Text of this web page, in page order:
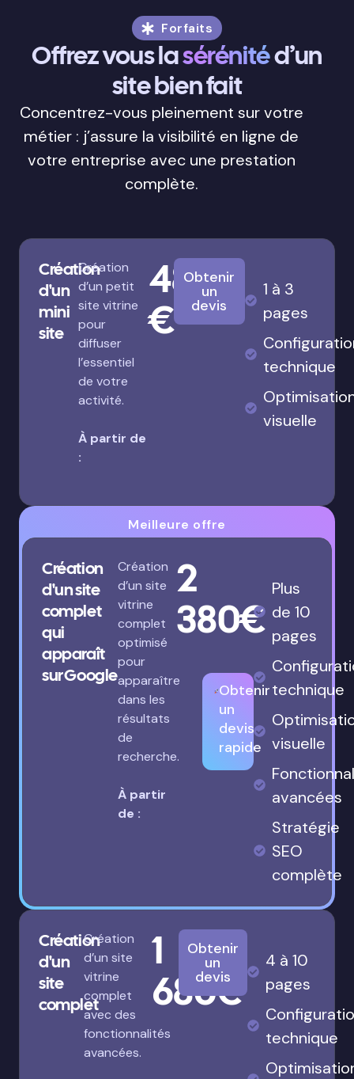
Forfaits
Offrez vous lasérénitéd’un
site bien fait
Concentrez-vous pleinement sur votre
métier : j’assure la visibilité en ligne de
votre entreprise avec une prestation
complète.
Création
d'un
mini
site
Création
d’un petit
site vitrine
pour
diffuser
l’essentiel
de votre
activité.
À partir de
:
480
€
Obtenir
un
devis
1 à 3
pages
technique
visuelle
Meilleure offre
Création
d'un site
complet
qui
apparaît
sur Google
Création
d’un site
vitrine
complet
optimisé
pour
apparaître
dans les
résultats
de
recherche.
À partir
de :
2
380€
Obtenir
un
devis
rapide
Plus
de 10
pages
technique
visuelle
avancées
Stratégie
SEO
complète
Création
d'un
site
complet
Création
d’un site
vitrine
complet
avec des
fonctionnalités
avancées.
1
680€
Obtenir
un
devis
4 à 10
pages
technique